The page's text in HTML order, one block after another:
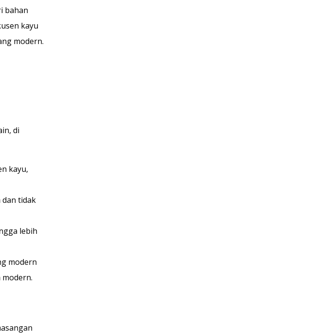
bahan
kayu
modern.
di
kayu,
dan tidak
lebih
modern